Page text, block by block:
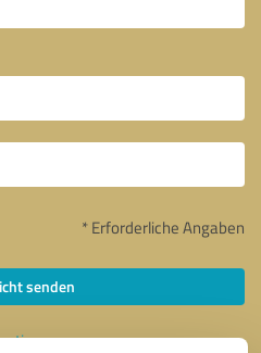
* Erforderliche Angaben
senden
zu.